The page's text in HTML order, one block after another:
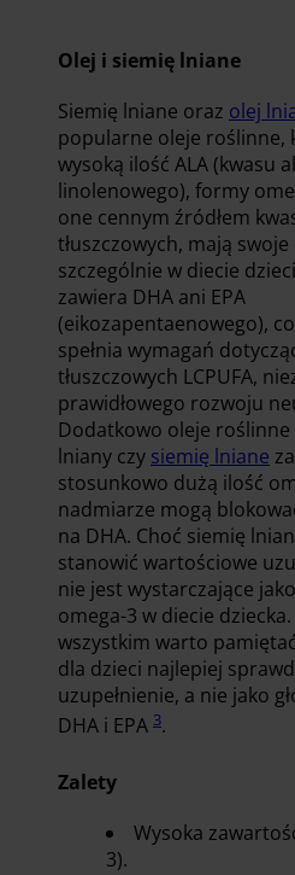
Olej i siemię lniane
Siemię lniane oraz olej
popularne oleje roślinne,
wysoką ilość ALA (kwasu
linolenowego), formy
one cennym źródłem
tłuszczowych, mają
szczególnie w diecie
zawiera DHA ani EPA
(eikozapentaenowego),
spełnia wymagań
tłuszczowych LCPUFA,
prawidłowego rozwoju
Dodatkowo oleje roślinne
lniany czy siemię lniane
stosunkowo dużą ilość
nadmiarze mogą
na DHA. Choć siemię
stanowić wartościowe
nie jest wystarczające
omega-3 w diecie
wszystkim warto
dla dzieci najlepiej
uzupełnienie, a nie jako
DHA i EPA 3.
Zalety
Wysoka
3).